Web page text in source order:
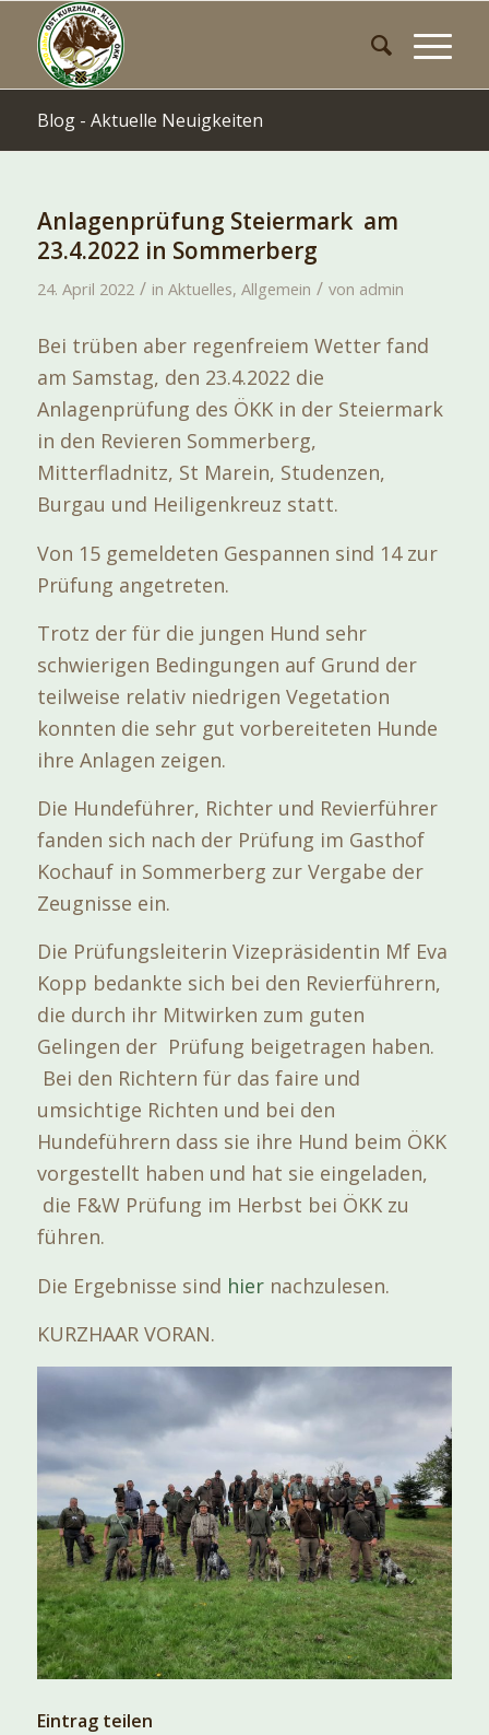
Blog - Aktuelle Neuigkeiten
Anlagenprüfung Steiermark am
23.4.2022 in Sommerberg
24. April 2022 / in Aktuelles, Allgemein / von admin
Bei trüben aber regenfreiem Wetter fand
am Samstag, den 23.4.2022 die
Anlagenprüfung des ÖKK in der Steiermark
in den Revieren Sommerberg,
Mitterfladnitz, St Marein, Studenzen,
Burgau und Heiligenkreuz statt.
Von 15 gemeldeten Gespannen sind 14 zur
Prüfung angetreten.
Trotz der für die jungen Hund sehr
schwierigen Bedingungen auf Grund der
teilweise relativ niedrigen Vegetation
konnten die sehr gut vorbereiteten Hunde
ihre Anlagen zeigen.
Die Hundeführer, Richter und Revierführer
fanden sich nach der Prüfung im Gasthof
Kochauf in Sommerberg zur Vergabe der
Zeugnisse ein.
Die Prüfungsleiterin Vizepräsidentin Mf Eva
Kopp bedankte sich bei den Revierführern,
die durch ihr Mitwirken zum guten
Gelingen der Prüfung beigetragen haben.
Bei den Richtern für das faire und
umsichtige Richten und bei den
Hundeführern dass sie ihre Hund beim ÖKK
vorgestellt haben und hat sie eingeladen,
die F&W Prüfung im Herbst bei ÖKK zu
führen.
Die Ergebnisse sind hiernachzulesen.
KURZHAAR VORAN.
Eintrag teilen